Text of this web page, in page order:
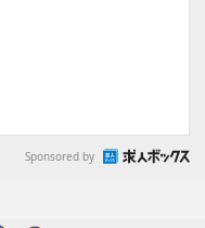
Sponsored by